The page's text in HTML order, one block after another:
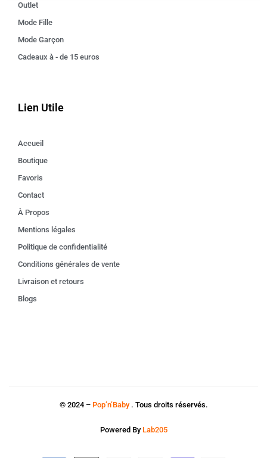
Outlet
Mode Fille
Mode Garçon
Cadeaux à - de 15 euros
Lien Utile
Accueil
Boutique
Favoris
Contact
À Propos
Mentions légales
Politique de confidentialité
Conditions générales de vente
Livraison et retours
Blogs
© 2024 – Pop’n’Baby. Tous droits réservés.
Powered By Lab205